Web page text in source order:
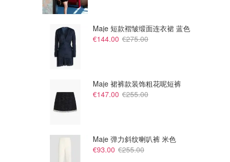
Maje 短款褶皱缎面连衣裙 蓝色
€144.00 €275.00
Maje 裙裤款装饰粗花呢短裤
€147.00 €255.00
Maje 弹力斜纹喇叭裤 米色
€93.00 €255.00